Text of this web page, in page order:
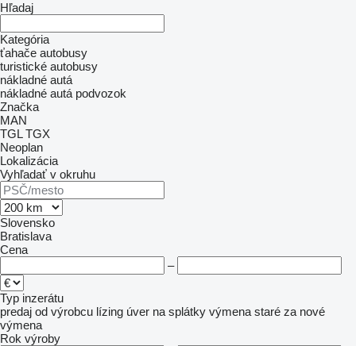
Hľadaj
Kategória
ťahače autobusy
turistické autobusy
nákladné autá
nákladné autá podvozok
Značka
MAN
TGL TGX
Neoplan
Lokalizácia
Vyhľadať v okruhu
Slovensko
Bratislava
Cena
–
Typ inzerátu
predaj od výrobcu lízing úver na splátky výmena staré za nové
výmena
Rok výroby